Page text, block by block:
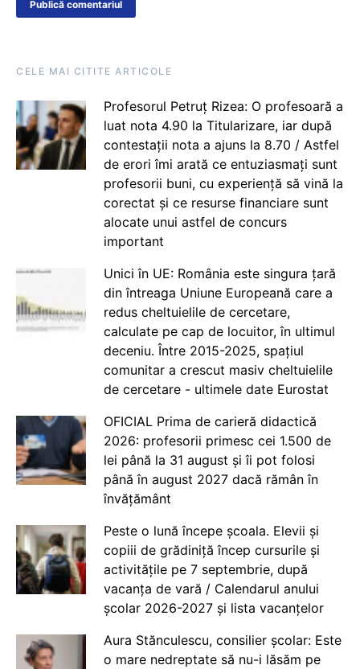
CELE MAI CITITE ARTICOLE
Profesorul Petruț Rizea: O profesoară a
luat nota 4.90 la Titularizare, iar după
contestații nota a ajuns la 8.70 / Astfel
de erori îmi arată ce entuziasmați sunt
profesorii buni, cu experiență să vină la
corectat și ce resurse financiare sunt
alocate unui astfel de concurs
important
Unici în UE: România este singura țară
din întreaga Uniune Europeană care a
redus cheltuielile de cercetare,
calculate pe cap de locuitor, în ultimul
deceniu. Între 2015-2025, spațiul
comunitar a crescut masiv cheltuielile
de cercetare - ultimele date Eurostat
OFICIAL Prima de carieră didactică
2026: profesorii primesc cei 1.500 de
lei până la 31 august și îi pot folosi
până în august 2027 dacă rămân în
învățământ
Peste o lună începe școala. Elevii și
copiii de grădiniță încep cursurile și
activitățile pe 7 septembrie, după
vacanța de vară / Calendarul anului
școlar 2026-2027 și lista vacanțelor
Aura Stănculescu, consilier școlar: Este
o mare nedreptate să nu-i lăsăm pe